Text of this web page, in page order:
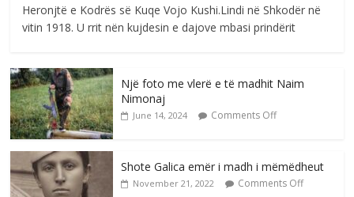
Heronjtë e Kodrës së Kuqe Vojo Kushi.Lindi në Shkodër në
vitin 1918. U rrit nën kujdesin e dajove mbasi prindërit
Një foto me vlerë e të madhit Naim
Nimonaj
June 14, 2024 Comments Off
Shote Galica emër i madh i mëmëdheut
November 21, 2022 Comments Off